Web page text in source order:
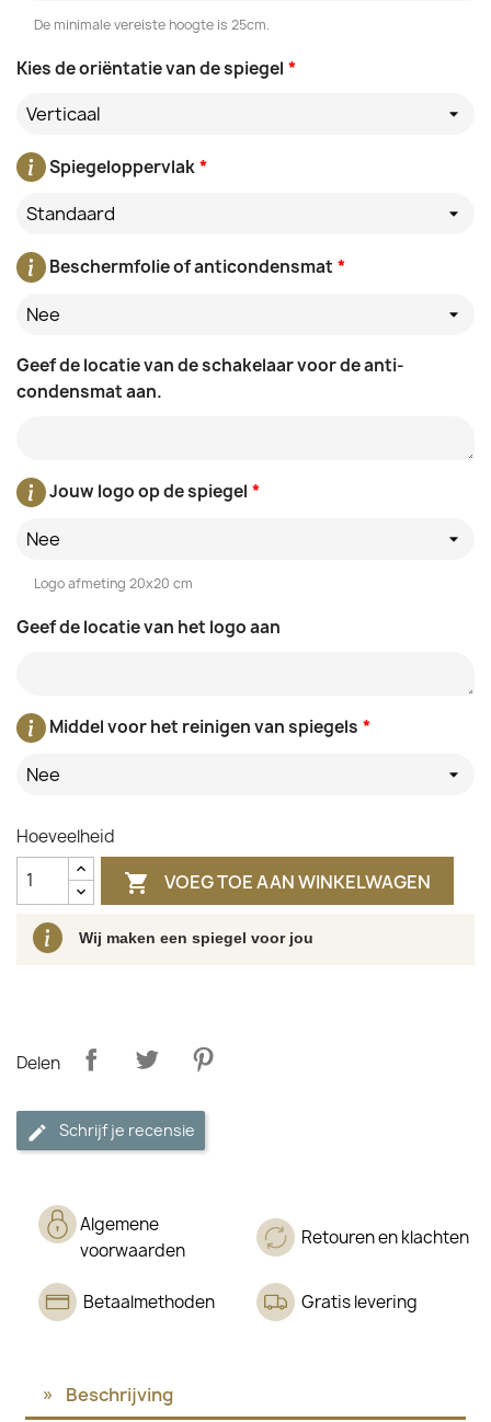
De minimale vereiste hoogte is 25cm.
*
Kies de oriëntatie van de spiegel
Verticaal
*
Spiegeloppervlak
Standaard
*
Beschermfolie of anticondensmat
Nee
Geef de locatie van de schakelaar voor de anti-
condensmat aan.
*
Jouw logo op de spiegel
Nee
Logo afmeting 20x20 cm
Geef de locatie van het logo aan
*
Middel voor het reinigen van spiegels
Nee
Hoeveelheid
 VOEG TOE AAN WINKELWAGEN
Wij maken een spiegel voor jou
Delen
Schrijf je recensie
Algemene
voorwaarden
Retouren en klachten
Betaalmethoden Gratis levering
Beschrijving